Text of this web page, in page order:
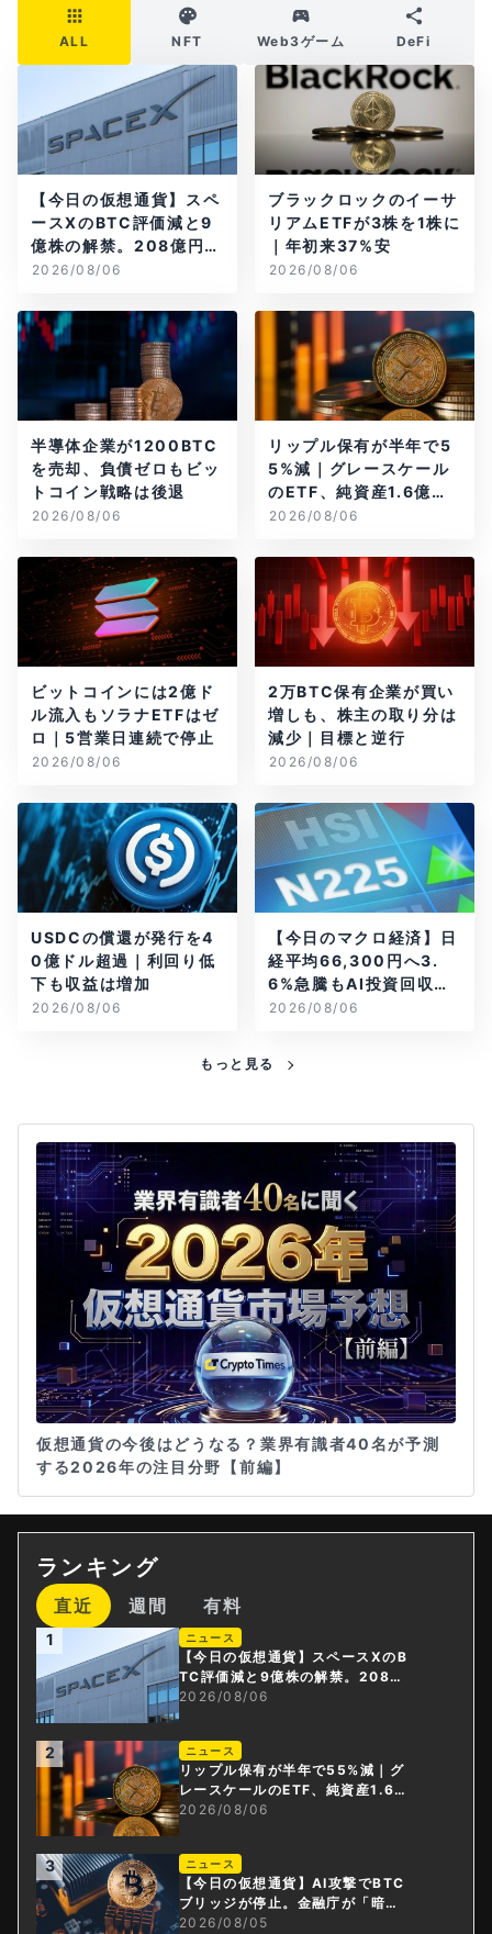
ALL NFT Web3ゲーム DeFi
【今日の仮想通貨】スペ
ースXのBTC評価減と9
億株の解禁。208億円相
当のBTCが盗難
2026/08/06
ブラックロックのイーサ
リアムETFが3株を1株に
｜年初来37%安
2026/08/06
半導体企業が1200BTC
を売却、負債ゼロもビッ
トコイン戦略は後退
2026/08/06
リップル保有が半年で5
5%減｜グレースケール
のETF、純資産1.6億ド
ル減
2026/08/06
ビットコインには2億ド
ル流入もソラナETFはゼ
ロ｜5営業日連続で停止
2026/08/06
2万BTC保有企業が買い
増しも、株主の取り分は
減少｜目標と逆行
2026/08/06
USDCの償還が発行を4
0億ドル超過｜利回り低
下も収益は増加
2026/08/06
【今日のマクロ経済】日
経平均66,300円へ3.
6%急騰もAI投資回収懸
念が再燃
2026/08/06
もっと見る
仮想通貨の今後はどうなる？業界有識者40名が予測
する2026年の注目分野【前編】
ランキング
直近 週間 有料
1 ニュース
【今日の仮想通貨】スペースXのB
TC評価減と9億株の解禁。208億
円相当のBTCが盗難
2026/08/06
2 ニュース
リップル保有が半年で55%減｜グ
レースケールのETF、純資産1.6億
ドル減
2026/08/06
3 ニュース
【今日の仮想通貨】AI攻撃でBTC
ブリッジが停止。金融庁が「暗号
資産・ステーブルコイン課」新設
2026/08/05